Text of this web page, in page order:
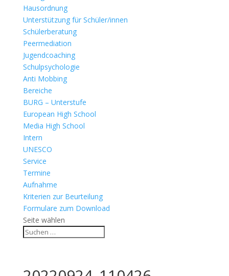
Hausordnung
Unterstützung für Schüler/innen
Schülerberatung
Peermediation
Jugendcoaching
Schulpsychologie
Anti Mobbing
Bereiche
BURG – Unterstufe
European High School
Media High School
Intern
UNESCO
Service
Termine
Aufnahme
Kriterien zur Beurteilung
Formulare zum Download
Seite wählen